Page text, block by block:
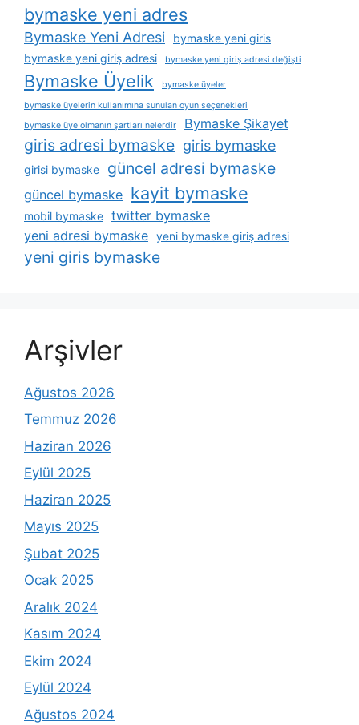
bymaske yeni adres
Bymaske Yeni Adresi
bymaske yeni giris
bymaske yeni giriş adresi
bymaske yeni giriş adresi değişti
Bymaske Üyelik
bymaske üyeler
bymaske üyelerin kullanımına sunulan oyun seçenekleri
bymaske üye olmanın şartları nelerdir
Bymaske Şikayet
giris adresi bymaske giris bymaske
girisi bymaske güncel adresi bymaske
güncel bymaske kayit bymaske
mobil bymaske twitter bymaske
yeni adresi bymaske yeni bymaske giriş adresi
yeni giris bymaske
Arşivler
Ağustos 2026
Temmuz 2026
Haziran 2026
Eylül 2025
Haziran 2025
Mayıs 2025
Şubat 2025
Ocak 2025
Aralık 2024
Kasım 2024
Ekim 2024
Eylül 2024
Ağustos 2024